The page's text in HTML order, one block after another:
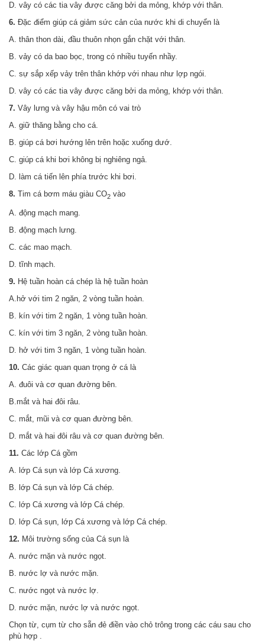
D. vây có các tia vây được căng bởi da mỏng, khớp với thân.
6. Đặc điểm giúp cá giảm sức cản của nước khi di chuyển là
A. thân thon dài, đầu thuôn nhọn gắn chặt với thân.
B. vảy có da bao bọc, trong có nhiều tuyến nhầy.
C. sự sắp xếp vảy trên thân khớp với nhau như lợp ngói.
D. vây có các tia vây được căng bởi da mỏng, khớp với thân.
7. Vây lưng và vây hậu môn có vai trò
A. giữ thăng bằng cho cá.
B. giúp cá bơi hướng lên trên hoặc xuống dướ.
C. giúp cá khi bơi không bị nghiêng ngả.
D. làm cá tiến lên phía trước khi bơi.
8. Tim cá bơm máu giàu CO2 vào
A. động mạch mang.
B. động mạch lưng.
C. các mao mạch.
D. tĩnh mạch.
9. Hệ tuần hoàn cá chép là hệ tuần hoàn
A.hở với tim 2 ngăn, 2 vòng tuần hoàn.
B. kín với tim 2 ngăn, 1 vòng tuần hoàn.
C. kín với tim 3 ngăn, 2 vòng tuần hoàn.
D. hở với tim 3 ngăn, 1 vòng tuần hoàn.
10. Các giác quan quan trọng ở cá là
A. đuôi và cơ quan đường bên.
B.mắt và hai đôi râu.
C. mắt, mũi và cơ quan đường bên.
D. mắt và hai đôi râu và cơ quan đường bên.
11. Các lớp Cá gồm
A. lớp Cá sụn và lớp Cá xương.
B. lớp Cá sụn và lớp Cá chép.
C. lớp Cá xương và lớp Cá chép.
D. lớp Cá sụn, lớp Cá xương và lớp Cá chép.
12. Môi trường sống của Cá sụn là
A. nước rnặn và nước ngọt.
B. nước lợ và nước mặn.
C. nước ngọt và nước lợ.
D. nước mặn, nước lợ và nước ngọt.
Chọn từ, cụm từ cho sẵn đẻ điền vào chỏ trông trong các cáu sau cho
phù hợp .